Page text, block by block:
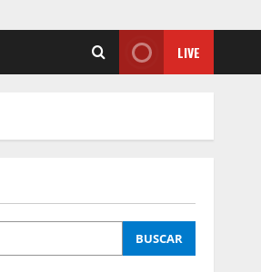
LIVE
BUSCAR